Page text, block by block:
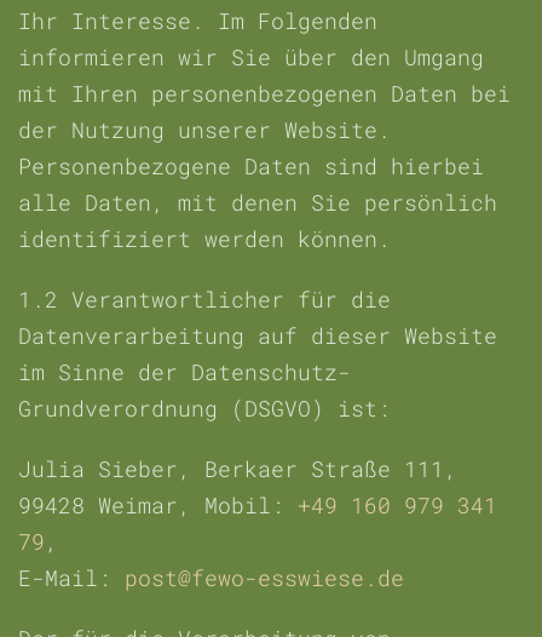
Ihr Interesse. Im Folgenden
informieren wir Sie über den Umgang
mit Ihren personenbezogenen Daten bei
der Nutzung unserer Website.
Personenbezogene Daten sind hierbei
alle Daten, mit denen Sie persönlich
identifiziert werden können.
1.2 Verantwortlicher für die
Datenverarbeitung auf dieser Website
im Sinne der Datenschutz-
Grundverordnung (DSGVO) ist:
Julia Sieber, Berkaer Straße 111,
99428 Weimar, Mobil:
+49 160 979 341
79 ,
E-Mail:
post@fewo-esswiese.de